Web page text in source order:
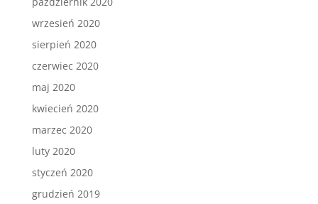
wrzesień 2020
sierpień 2020
czerwiec 2020
maj 2020
kwiecień 2020
marzec 2020
luty 2020
styczeń 2020
grudzień 2019